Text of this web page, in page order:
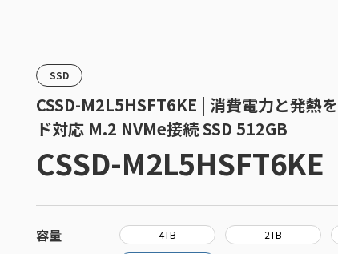
SSD
CSSD-M2L5HSFT6KE | 消費電力と発熱
ド対応 M.2 NVMe接続 SSD 512GB
CSSD-M2L5HSFT6KE
容量 4TB 2TB